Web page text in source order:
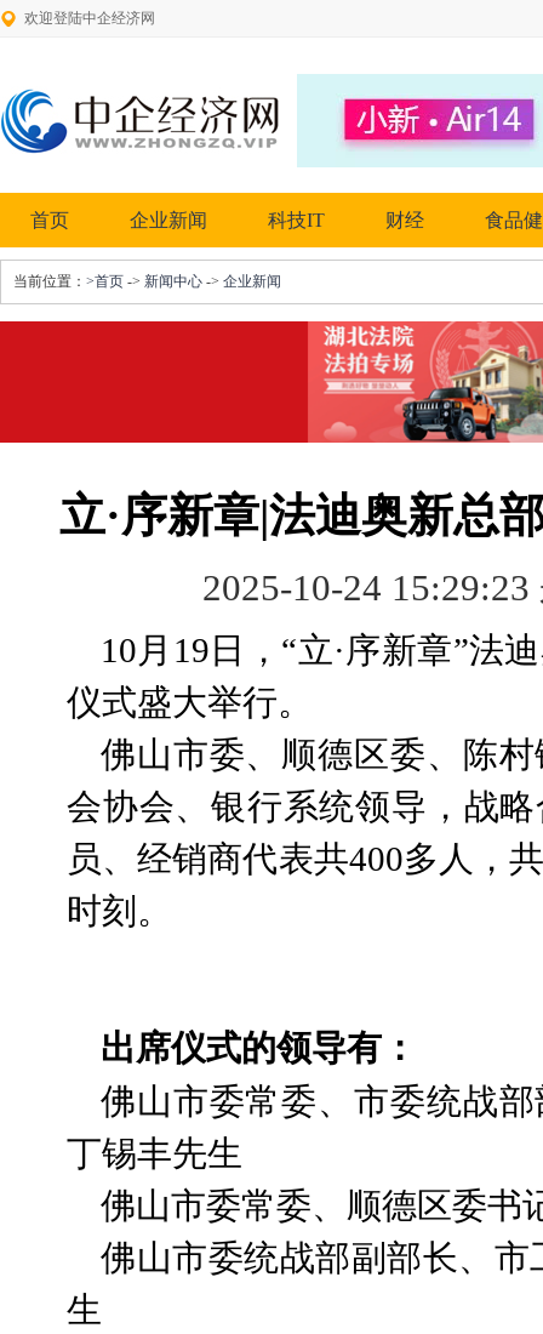
欢迎登陆中企经济网
首页 企业新闻 科技IT 财经 食品
当前位置： >首页 -> 新闻中心 -> 企业新闻
立·序新章|法迪奥新总
2025-10-24
10月19日，“立·序新章”法
仪式盛大举行。
佛山市委、顺德区委、陈
会协会、银行系统领导，战
员、经销商代表共400多人，
时刻。
出席仪式的领导有：
佛山市委常委、市委统战
丁锡丰先生
佛山市委常委、顺德区委书
佛山市委统战部副部长、
生